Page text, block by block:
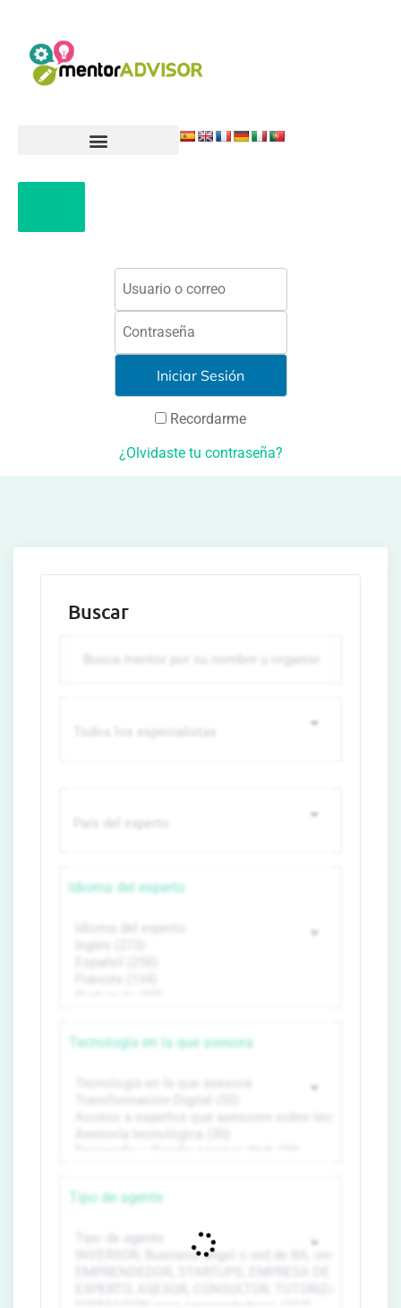
Recordarme
¿Olvidaste tu contraseña?
Buscar
Idioma del experto
Tecnología en la que asesora
Tipo de agente